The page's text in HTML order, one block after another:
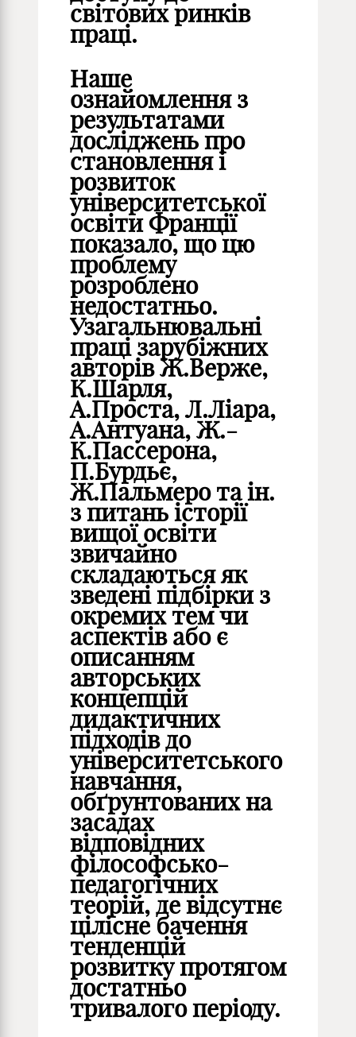
світових ринків
праці.
Наше
ознайомлення з
результатами
досліджень про
становлення і
розвиток
університетської
освіти Франції
показало, що цю
проблему
розроблено
недостатньо.
Узагальнювальні
праці зарубіжних
авторів Ж.Верже,
К.Шарля,
А.Проста, Л.Ліара,
А.Антуана, Ж.-
К.Пассерона,
П.Бурдьє,
Ж.Пальмеро та ін.
з питань історії
вищої освіти
звичайно
складаються як
зведені підбірки з
окремих тем чи
аспектів або є
описанням
авторських
концепцій
дидактичних
підходів до
університетського
навчання,
обґрунтованих на
засадах
відповідних
філософсько-
педагогічних
теорій, де відсутнє
цілісне бачення
тенденцій
розвитку протягом
достатньо
тривалого періоду.